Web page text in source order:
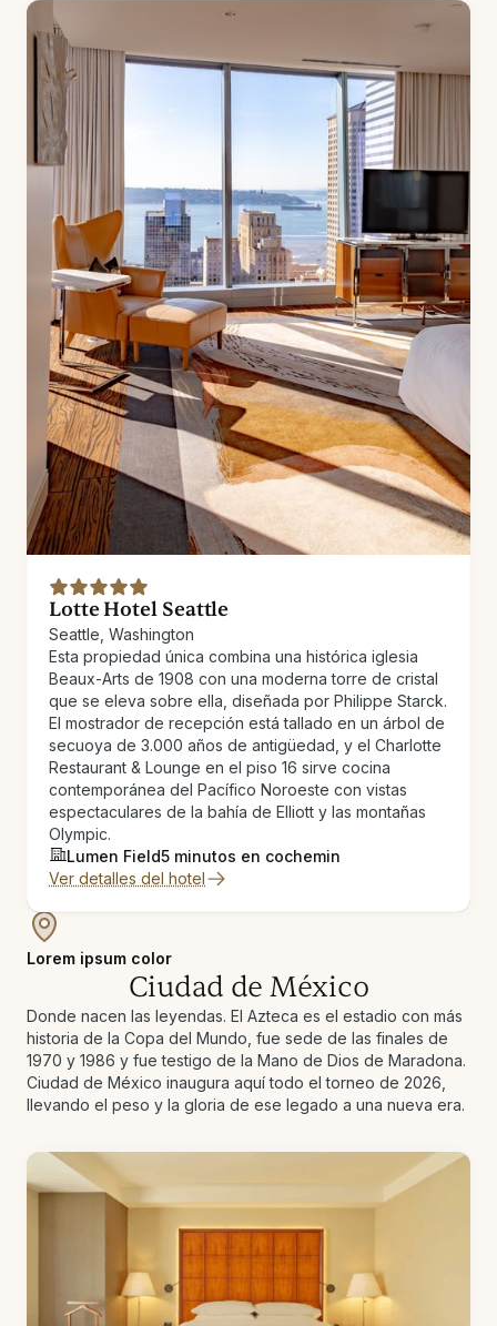
Lotte Hotel Seattle
Seattle, Washington
Esta propiedad única combina una histórica iglesia
Beaux-Arts de 1908 con una moderna torre de cristal
que se eleva sobre ella, diseñada por Philippe Starck.
El mostrador de recepción está tallado en un árbol de
secuoya de 3.000 años de antigüedad, y el Charlotte
Restaurant & Lounge en el piso 16 sirve cocina
contemporánea del Pacífico Noroeste con vistas
espectaculares de la bahía de Elliott y las montañas
Olympic.
Lumen Field5 minutos en cochemin
Ver detalles del hotel
Lorem ipsum color
Ciudad de México
Donde nacen las leyendas. El Azteca es el estadio con más
historia de la Copa del Mundo, fue sede de las finales de
1970 y 1986 y fue testigo de la Mano de Dios de Maradona.
Ciudad de México inaugura aquí todo el torneo de 2026,
llevando el peso y la gloria de ese legado a una nueva era.